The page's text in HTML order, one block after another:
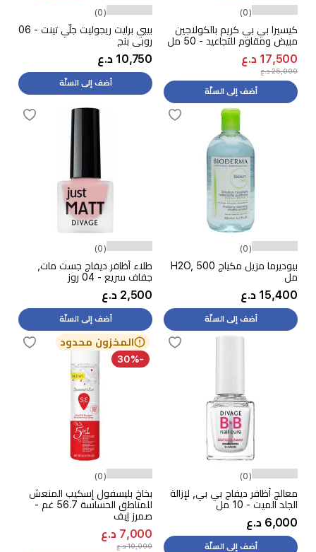
(0)
كيسيرا بي بي كريم بالكولاجين
مبيض ومقاوم للتجاعيد - 50 مل
17,500 د.ع
25,000 د.ع
أضف إلى السلّة
(0)
بيبي برايت ريجوليت جلّي تينت - 06
روبي بنج
10,750 د.ع
أضف إلى السلّة
(0)
بيوديرما مزيل مكياج H2O, 500
مل
15,400 د.ع
أضف إلى السلّة
(0)
طلاء أظافر ديفاج جست مات,
جفاف سريع - 04 روز
2,500 د.ع
أضف إلى السلّة
(0)
معالج أظافر ديفاج بي بي, لإزالة
الجلد الميت - 10 مل
6,000 د.ع
أضف إلى السلّة
المخزون محدود
-30%
(0)
بخاخ بليسفول إسكيب المنعش
للمناطق الحساسة 56.7 غم -
صمرز إيف
7,000 د.ع
10,000 د.ع